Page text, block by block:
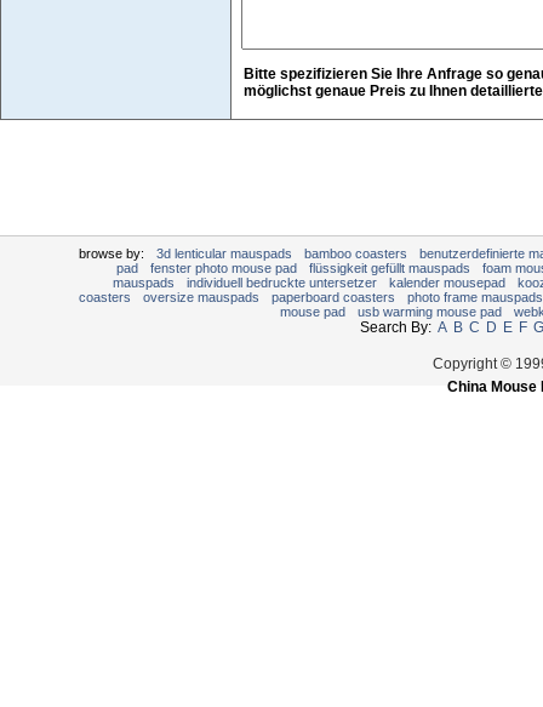
Bitte spezifizieren Sie Ihre Anfrage so
möglichst genaue Preis zu Ihnen
browse by: 3d lenticular mauspads bamboo coasters
benutzerdefinierte
pad
fenster photo mouse pad flüssigkeit gefüllt mauspads
foam
mauspads
individuell bedruckte untersetzer kalender mousepad
coasters
oversize mauspads paperboard coasters
photo frame mauspads
mouse pad
usb warming mouse pad
Search By: A B C D E F G
Copyright ©
China Mouse